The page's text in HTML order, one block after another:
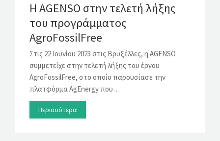
Η AGENSO στην τελετή λήξης
του προγράμματος
AgroFossilFree
Στις 22 Ιουνίου 2023 στις Βρυξέλλες, η AGENSO
συμμετείχε στην τελετή λήξης του έργου
AgroFossilFree, στο οποίο παρουσίασε την
πλατφόρμα AgEnergy που…
Περισσότερα